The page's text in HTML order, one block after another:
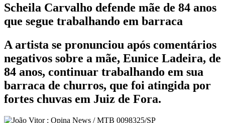
Scheila Carvalho defende mãe de 84 anos
que segue trabalhando em barraca
A artista se pronunciou após comentários
negativos sobre a mãe, Eunice Ladeira, de
84 anos, continuar trabalhando em sua
barraca de churros, que foi atingida por
fortes chuvas em Juiz de Fora.